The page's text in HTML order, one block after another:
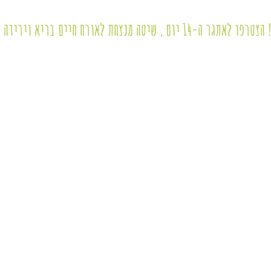
מנצחת לאורח חיים בריא וירידה במשקל!